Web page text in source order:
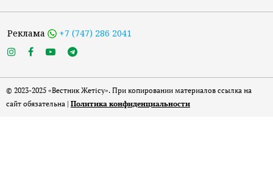
Реклама +7 (747) 286 2041
© 2023-2025 «Вестник Жетісу». При копировании материалов ссылка на
сайт обязательна | Политика конфиденциальности